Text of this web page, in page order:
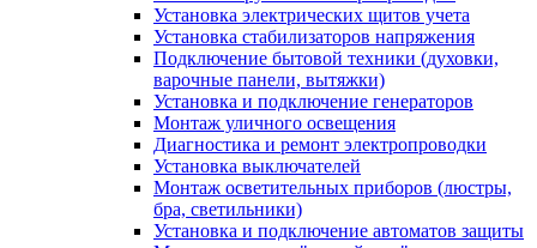
Установка электрических щитов учета
Установка стабилизаторов напряжения
Подключение бытовой техники (духовки,
варочные панели, вытяжки)
Установка и подключение генераторов
Монтаж уличного освещения
Диагностика и ремонт электропроводки
Установка выключателей
Монтаж осветительных приборов (люстры,
бра, светильники)
Установка и подключение автоматов защиты